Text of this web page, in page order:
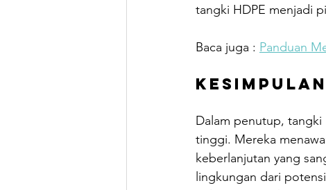
tangki HDPE menjadi
Baca juga : Panduan
Kesimpulan
Dalam penutup,
tinggi. Mereka
keberlanjutan yang
lingkungan dari